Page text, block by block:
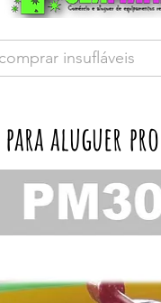
comprar insufláveis
aluguer